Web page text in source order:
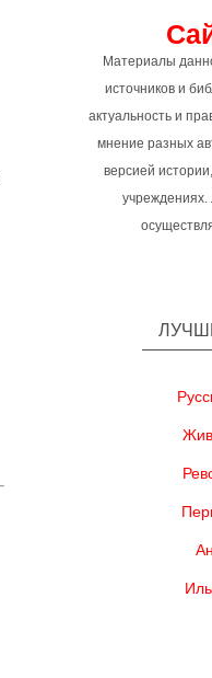
Материалы
источников и
актуальность и
мнение разных
версией